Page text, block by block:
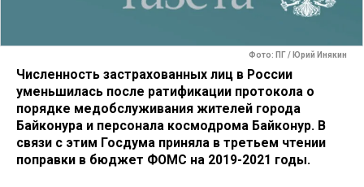
Фото: ПГ / Юрий Инякин
Численность застрахованных лиц в России
уменьшилась после ратификации протокола о
порядке медобслуживания жителей города
Байконура и персонала космодрома Байконур. В
связи с этим Госдума приняла в третьем чтении
поправки в бюджет ФОМС на 2019-2021 годы.